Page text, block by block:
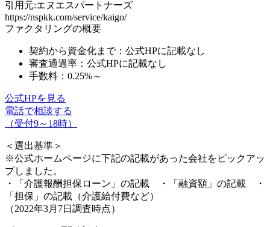
引用元:エヌエスパートナーズ
https://nspkk.com/service/kaigo/
ファクタリングの概要
契約から資金化まで：公式HPに記載なし
審査通過率：公式HPに記載なし
手数料： 0.25%～
公式HPを見る
電話で相談する
（受付9～18時）
＜選出基準＞
※公式ホームページに下記の記載があった会社をピックアッ
プしました。
・「介護報酬担保ローン」の記載 ・「融資額」の記載 ・
「担保」の記載（介護給付費など）
（2022年3月7日調査時点）